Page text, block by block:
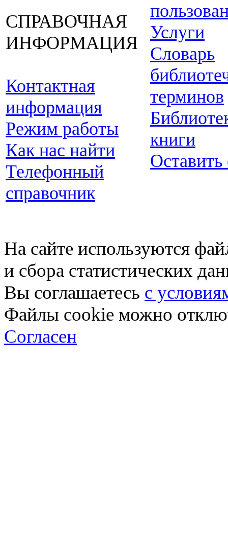
СПРАВОЧНАЯ
ИНФОРМАЦИЯ
Контактная
информация
Режим работы
Как нас найти
Телефонный
справочник
Услуги
Словарь
терминов
книги
Оставить
На сайте используются
и сбора статистических
Вы соглашаетесь с
Файлы cookie можно
Согласен